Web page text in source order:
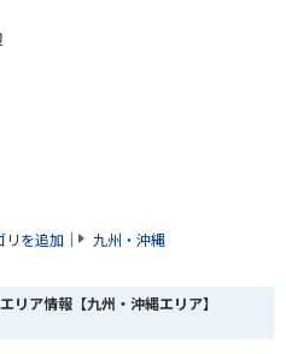
リを追加 ｜ 九州・沖縄
ア情報【九州・沖縄エリア】